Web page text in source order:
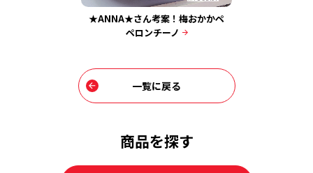
★ANNA★さん考案！梅おかかペ
ペロンチーノ
一覧に戻る
商品を探す